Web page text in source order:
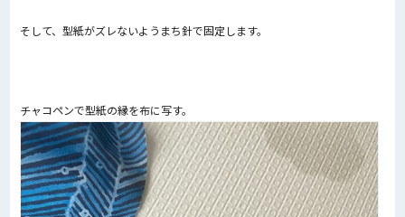
そして、型紙がズレないようまち針で固定します。
チャコペンで型紙の縁を布に写す。